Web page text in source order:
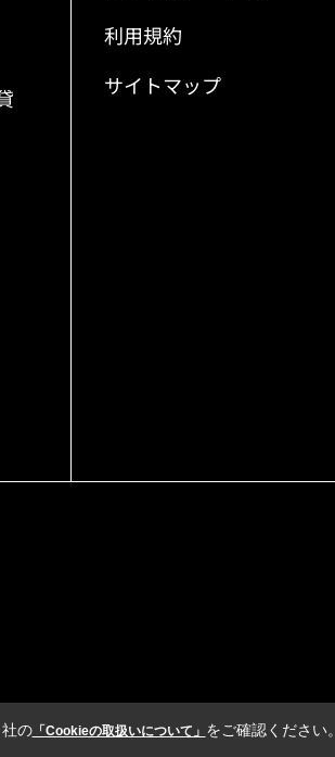
利用規約
サイトマップ
の「Cookieの取扱いについて」 をご確認ください。